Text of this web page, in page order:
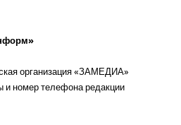
организация «ЗАМЕДИА»
и номер телефона редакции